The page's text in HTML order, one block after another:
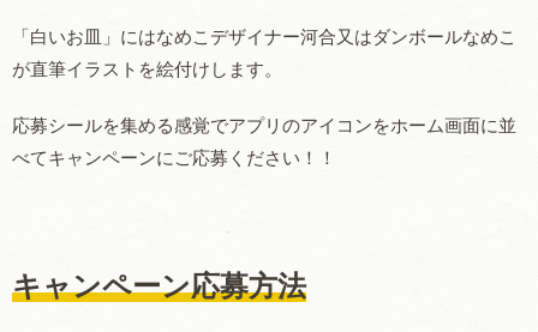
「白いお皿」にはなめこデザイナー河合又はダンボールなめこ
が直筆イラストを絵付けします。
応募シールを集める感覚でアプリのアイコンをホーム画面に並
べてキャンペーンにご応募ください！！
キャンペーン応募方法